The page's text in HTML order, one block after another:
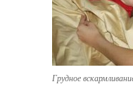
Грудное